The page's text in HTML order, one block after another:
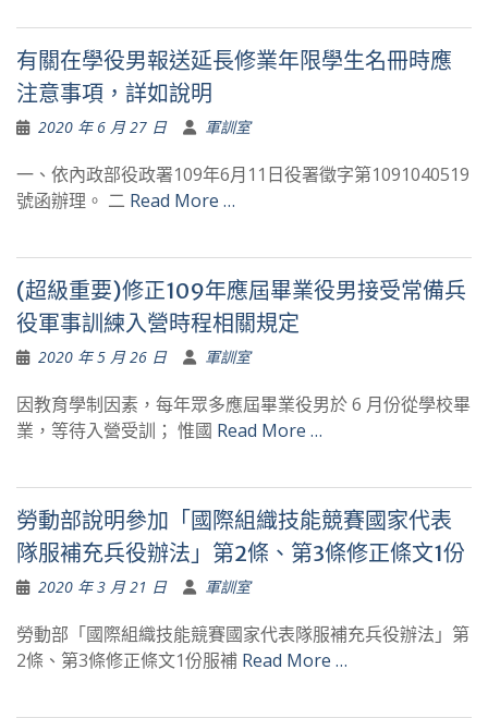
有關在學役男報送延長修業年限學生名冊時應
注意事項，詳如說明
2020 年 6 月 27 日 軍訓室
一、依內政部役政署109年6月11日役署徵字第1091040519
號函辦理。 二 Read More …
(超級重要)修正109年應屆畢業役男接受常備兵
役軍事訓練入營時程相關規定
2020 年 5 月 26 日 軍訓室
因教育學制因素，每年眾多應屆畢業役男於 6 月份從學校畢
業，等待入營受訓； 惟國 Read More …
勞動部說明參加「國際組織技能競賽國家代表
隊服補充兵役辦法」第2條、第3條修正條文1份
2020 年 3 月 21 日 軍訓室
勞動部「國際組織技能競賽國家代表隊服補充兵役辦法」第
2條、第3條修正條文1份服補 Read More …